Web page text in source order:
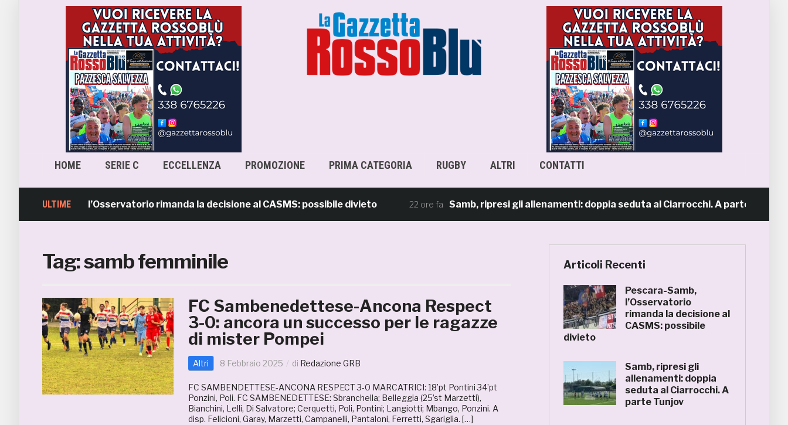
HOME SERIE C ECCELLENZA PROMOZIONE PRIMA CATEGORIA RUGBY ALTRI CONTATTI
ULTIME
Samb, l’Osservatorio rimanda la decisione al CASMS: possibile divieto 22 ore fa Samb, ripresi gli allenamenti: doppia seduta al Ciarrocchi. A parte Tunjov
Tag:samb femminile
FC Sambenedettese-Ancona Respect
3-0: ancora un successo per le ragazze
di mister Pompei
Altri 8 Febbraio 2025 di Redazione GRB
FC SAMBENDETTESE-ANCONA RESPECT 3-0 MARCATRICI: 18’pt Pontini 34’pt
Ponzini, Poli. FC SAMBENEDETTESE: Sbranchella; Belleggia (25’st Marzetti),
Bianchini, Lelli, Di Salvatore; Cerquetti, Poli, Pontini; Langiotti; Mbango, Ponzini. A
disp. Felicioni, Garay, Marzetti, Campanelli, Pantaloni, Ferretti, Sgariglia. […]
Articoli Recenti
Pescara-Samb,
l’Osservatorio
rimanda la decisione al
CASMS: possibile
divieto
Samb, ripresi gli
allenamenti: doppia
seduta al Ciarrocchi. A
parte Tunjov